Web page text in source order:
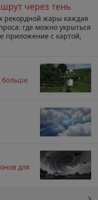
через тень
рекордной жары каждая
где можно укрыться
приложение с картой,
больше
для